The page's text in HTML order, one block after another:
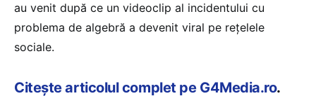
au venit după ce un videoclip al incidentului cu
problema de algebră a devenit viral pe reţelele
sociale.
Citește articolul complet pe G4Media.ro.